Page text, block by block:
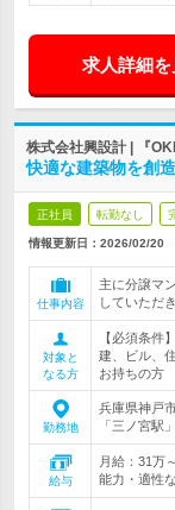
求人詳細を
株式会社興設計 | 『
快適な建築物を創
正社員 転勤なし
情報更新日：2026/02/20
仕事内容
主に分譲マ
していただ
対象と
なる方
【必須条件
建、ビル、
お持ちの方
勤務地
兵庫県神戸
「三ノ宮駅
給与
月給：31万
能力・適性